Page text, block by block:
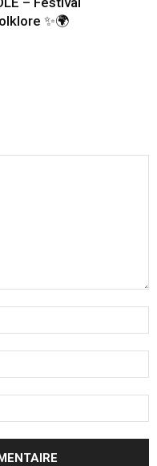
✨🌍